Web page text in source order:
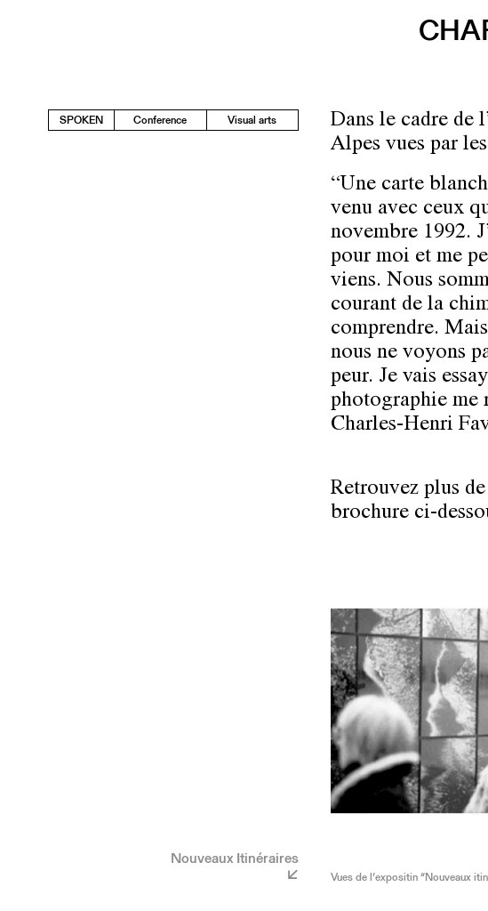
SPOKEN Conference Visual arts
Nouveaux Itinéraires
Dans le cadre de
Alpes vues par
“Une carte
venu avec ceux
novembre 1992.
pour moi et me
viens. Nous
courant de la
comprendre.
nous ne voyons
peur. Je vais
photographie me
Charles-Henri
Retrouvez plus
brochure ci-
Vues de l’expositin “Nouveaux